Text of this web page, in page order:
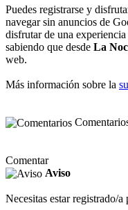
Puedes registrarse y
navegar sin anuncios de
disfrutar de una
sabiendo que desde La
web.
Más información sobre la
Comentar
Aviso
Necesitas estar registrado/